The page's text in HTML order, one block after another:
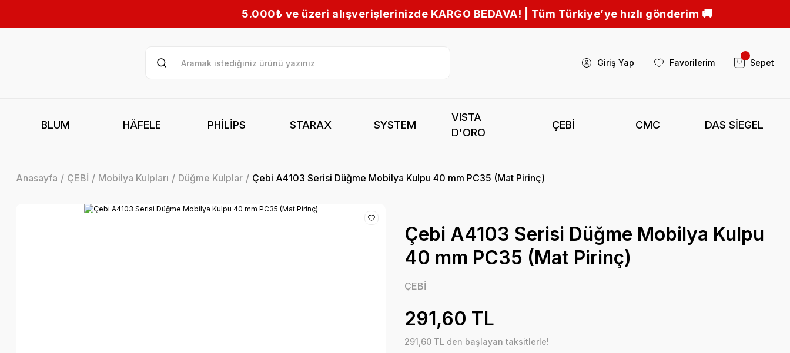
5.000₺ ve üzeri alışverişlerinizde KARGO BEDAVA! | Tüm Türkiye’ye hızlı gönderim 🚚
Giriş Yap Favorilerim Sepet
BLUM HÄFELE PHİLİPS STARAX SYSTEM
VISTA
D'ORO
ÇEBİ CMC DAS SİEGEL
Anasayfa ÇEBİ Mobilya Kulpları Düğme Kulplar Çebi A4103 Serisi Düğme Mobilya Kulpu 40 mm PC35 (Mat Pirinç)
Çebi A4103 Serisi Düğme Mobilya Kulpu
40 mm PC35 (Mat Pirinç)
ÇEBİ
291,60 TL
291,60 TL den başlayan taksitlerle!